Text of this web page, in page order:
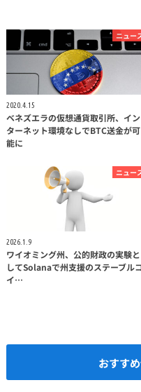
ニュー
2020.4.15
ベネズエラの仮想通貨取引所、イン
ターネット環境なしでBTC送金が可
能に
ニュー
2026.1.9
ワイオミング州、公的財政の実験と
してSolanaで州支援のステーブル
イ…
おすす